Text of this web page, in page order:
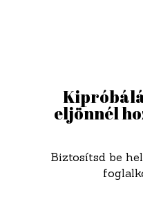
eljönnél
Biztosítsd be